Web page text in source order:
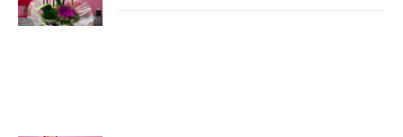
/
DETALLES